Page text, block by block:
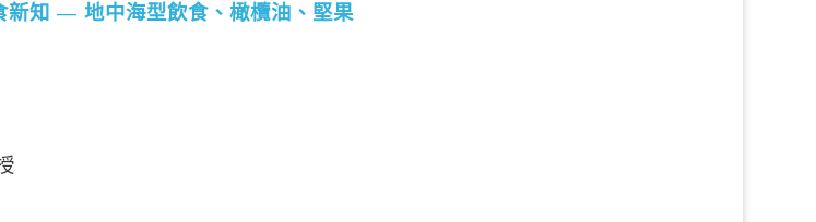
新知 —地中海型飲食、橄欖油、堅果